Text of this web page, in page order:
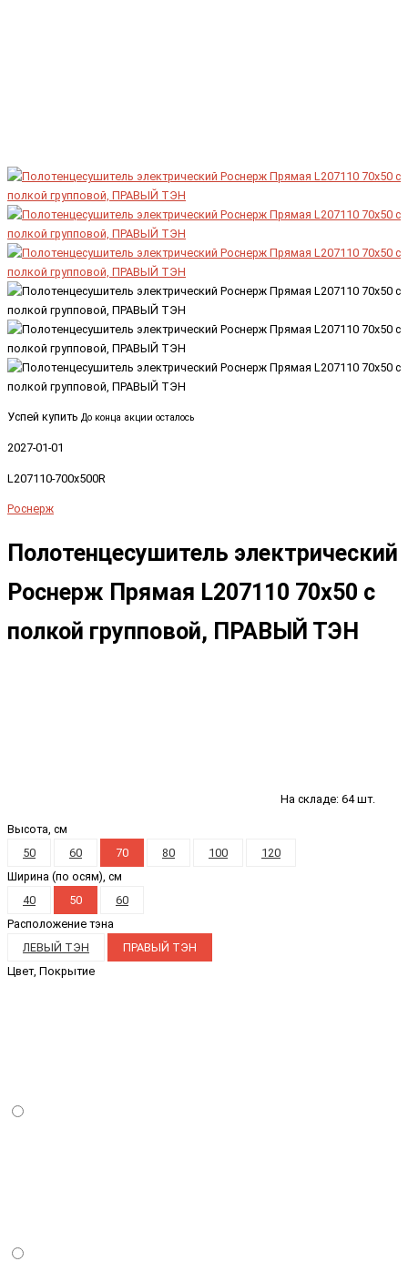
Успей купить До конца акции осталось
2027-01-01
L207110-700x500R
Роснерж
Полотенцесушитель электрический
Роснерж Прямая L207110 70x50 с
полкой групповой, ПРАВЫЙ ТЭН
На складе: 64 шт.
Высота, см
50
60 70 80 100
120
Ширина (по осям), см
40
50
60
Расположение тэна
ЛЕВЫЙ ТЭН
ПРАВЫЙ ТЭН
Цвет, Покрытие